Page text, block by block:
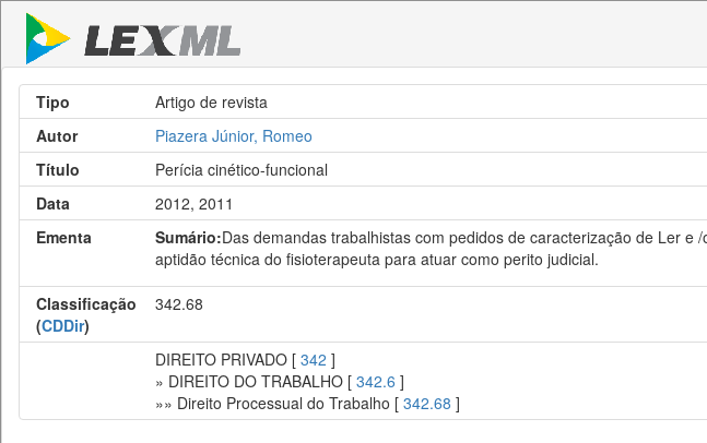
Tipo
Artigo de revista
Autor
Piazera Júnior, Romeo
Título
Perícia cinético-funcional
Data
2012, 2011
Ementa
Sumário:Das demandas trabalhistas com pedidos de caracterização de Ler
aptidão técnica do fisioterapeuta para atuar como perito judicial.
Classificação
(CDDir)
342.68
DIREITO PRIVADO [ 342 ]
» DIREITO DO TRABALHO [ 342.6 ]
»» Direito Processual do Trabalho [ 342.68 ]